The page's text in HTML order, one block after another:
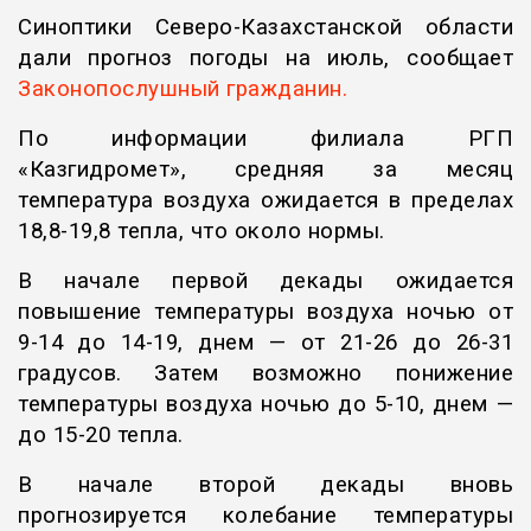
Синоптики Северо-Казахстанской области
дали прогноз погоды на июль, сообщает
Законопослушный гражданин.
По информации филиала РГП
«Казгидромет», средняя за месяц
температура воздуха ожидается в пределах
18,8-19,8 тепла, что около нормы.
В начале первой декады ожидается
повышение температуры воздуха ночью от
9-14 до 14-19, днем — от 21-26 до 26-31
градусов. Затем возможно понижение
температуры воздуха ночью до 5-10, днем —
до 15-20 тепла.
В начале второй декады вновь
прогнозируется колебание температуры